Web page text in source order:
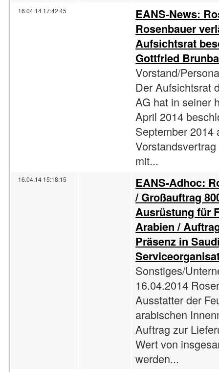
16.04.14 17:42:45
EANS-News:
Rosenbauer
Aufsichtsrat
Gottfried
Vorstand/
Der Aufsichtsrat
AG hat in seiner
April 2014
September 2014
mit...
16.04.14 15:18:15
EANS-Adhoc:
/ Großauftrag
Ausrüstung für
Arabien /
Präsenz in
Sonstiges/
16.04.2014
Ausstatter der
arabischen
Auftrag zur
Wert von
werden...